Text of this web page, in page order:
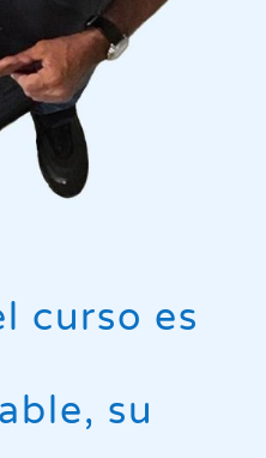
curso es
su